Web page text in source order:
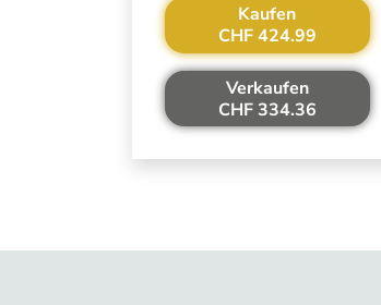
Kaufen
CHF 424.99
Verkaufen
CHF 334.36